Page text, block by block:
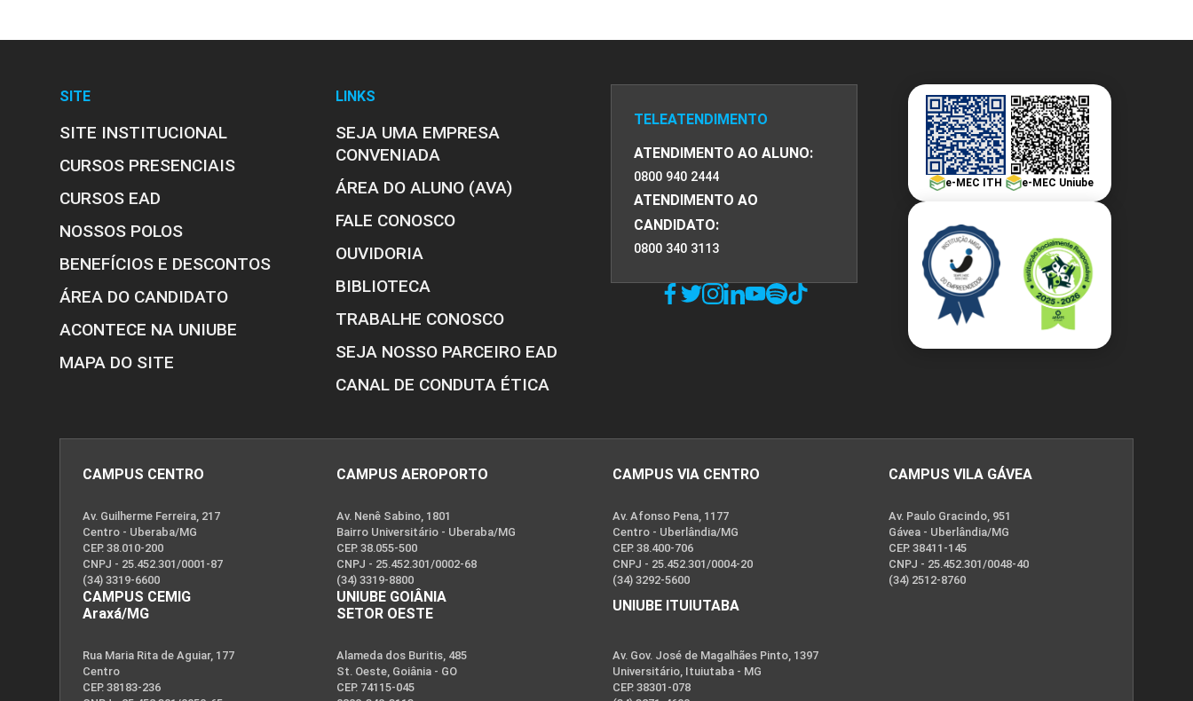
SITE
SITE INSTITUCIONAL
CURSOS PRESENCIAIS
CURSOS EAD
NOSSOS POLOS
BENEFÍCIOS E DESCONTOS
ÁREA DO CANDIDATO
ACONTECE NA UNIUBE
MAPA DO SITE
LINKS
SEJA UMA EMPRESA
CONVENIADA
ÁREA DO ALUNO (AVA)
FALE CONOSCO
OUVIDORIA
BIBLIOTECA
TRABALHE CONOSCO
SEJA NOSSO PARCEIRO EAD
CANAL DE CONDUTA ÉTICA
TELEATENDIMENTO
ATENDIMENTO AO ALUNO:
0800 940 2444
ATENDIMENTO AO
CANDIDATO:
0800 340 3113
e-MEC ITH e-MEC Uniube
CAMPUS CENTRO
Av. Guilherme Ferreira, 217
Centro - Uberaba/MG
CEP. 38.010-200
CNPJ - 25.452.301/0001-87
(34) 3319-6600
CAMPUS CEMIG
Araxá/MG
Rua Maria Rita de Aguiar, 177
Centro
CEP. 38183-236
CAMPUS AEROPORTO
Av. Nenê Sabino, 1801
Bairro Universitário - Uberaba/MG
CEP. 38.055-500
CNPJ - 25.452.301/0002-68
(34) 3319-8800
UNIUBE GOIÂNIA
SETOR OESTE
Alameda dos Buritis, 485
St. Oeste, Goiânia - GO
CEP. 74115-045
CAMPUS VIA CENTRO
Av. Afonso Pena, 1177
Centro - Uberlândia/MG
CEP. 38.400-706
CNPJ - 25.452.301/0004-20
(34) 3292-5600
UNIUBE ITUIUTABA
Av. Gov. José de Magalhães Pinto, 1397
Universitário, Ituiutaba - MG
CEP. 38301-078
CAMPUS VILA GÁVEA
Av. Paulo Gracindo, 951
Gávea - Uberlândia/MG
CEP. 38411-145
CNPJ - 25.452.301/0048-40
(34) 2512-8760